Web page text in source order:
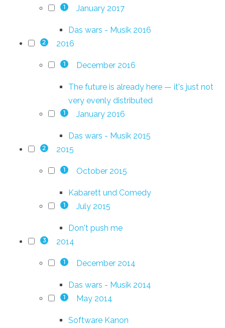
1 January 2017
Das wars - Musik 2016
2 2016
1 December 2016
The future is already here — it's just not
very evenly distributed
1 January 2016
Das wars - Musik 2015
2 2015
1 October 2015
Kabarett und Comedy
1 July 2015
Don't push me
3 2014
1 December 2014
Das wars - Musik 2014
1 May 2014
Software Kanon